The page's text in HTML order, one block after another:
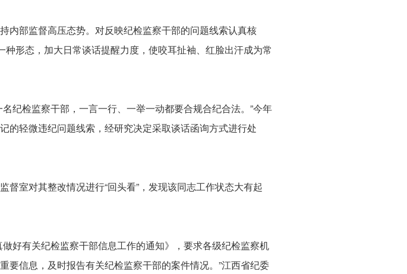
内部监督高压态势。对反映纪检监察干部的问题线索认真核
形态，加大日常谈话提醒力度，使咬耳扯袖、红脸出汗成为常
纪检监察干部，一言一行、一举一动都要合规合纪合法。”今年
的轻微违纪问题线索，经研究决定采取谈话函询方式进行处
室对其整改情况进行“回头看”，发现该同志工作状态大有起
好有关纪检监察干部信息工作的通知》，要求各级纪检监察机
信息，及时报告有关纪检监察干部的案件情况。”江西省纪委